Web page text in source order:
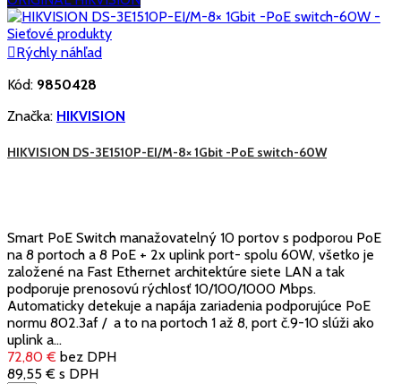
Rýchly náhľad
Kód: 9850428
Značka: HIKVISION
HIKVISION DS-3E1510P-EI/M-8× 1Gbit -PoE switch-60W
Smart PoE Switch manažovatelný 10 portov s podporou PoE
na 8 portoch a 8 PoE + 2x uplink port- spolu 60W, všetko je
založené na Fast Ethernet architektúre siete LAN a tak
podporuje prenosovú rýchlosť 10/100/1000 Mbps.
Automaticky detekuje a napája zariadenia podporujúce PoE
normu 802.3af / a to na portoch 1 až 8, port č.9-10 slúži ako
uplink a...
72,80 € bez DPH
89,55 € s DPH